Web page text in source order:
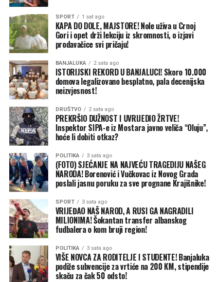
Denveru, na njima je da li će da mi ponude ili neće”, rekao
je Jokić.
Šta se dešava u Denveru?
Odluka Jokića da ne potpiše ugovor sada je stavila i
dodatni pritisak na čelnike kluba. Prosto, želi da im stavi
do znanja da moraju da budu aktivniji i da naprave
dovoljno dobar tim koji može da se bori za titulu u NBA
ligi.
Produžili su ugovor sa Spenserom Džounsom (dvije
godine, 12 miliona dolara) i sada se čeka konačna odluka
oko Pejtona Votsona. On navodno traži najmanje 23
miliona dolara po sezoni, dok je ponuda Nagetsa između
16 i 18 miliona. Razlika nije mala, drugi timovi su
zainteresovani i čekaju šansu. Ako se dogovore sa njim,
jasno je da bi zbog poreza na luksuz morali da trejduju
nekog od nosilaca igre – Džamala Mareja, Erona Gordona
ili Kema Džonsona… piše Mondo.
SPORT 1 sat ago
KAPA DO DOLE, MAJSTORE! Nole uživa u Crnoj
Gori i opet drži lekciju iz skromnosti, o izjavi
prodavačice svi pričaju!
BANJALUKA 2 sata ago
ISTORIJSKI REKORD U BANJALUCI! Skoro 10.000
domova legalizovano besplatno, pala decenijska
neizvjesnost!
DRUŠTVO 2 sata ago
PREKRŠIO DUŽNOST I UVRIJEDIO ŽRTVE!
Inspektor SIPA-e iz Mostara javno veliča “Oluju”,
hoće li dobiti otkaz?
POLITIKA 3 sata ago
(FOTO) SJEĆANJE NA NAJVEĆU TRAGEDIJU NAŠEG
NARODA! Borenović i Vučkovac iz Novog Grada
poslali jasnu poruku za sve prognane Krajišnike!
SPORT 3 sata ago
VRIJEĐAO NAŠ NAROD, A RUSI GA NAGRADILI
MILIONIMA! Šokantan transfer albanskog
fudbalera o kom bruji region!
POLITIKA 3 sata ago
VIŠE NOVCA ZA RODITELJE I STUDENTE! Banjaluka
podiže subvencije za vrtiće na 200 KM, stipendije
skaču za čak 50 odsto!